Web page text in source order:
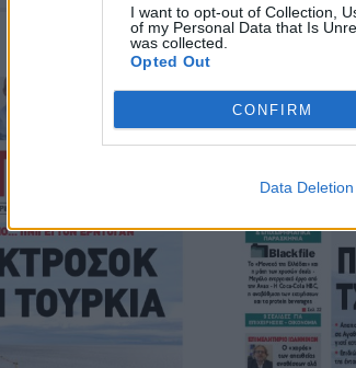
I want to opt-out of Collection,
of my Personal Data that Is
was collected.
Opted Out
CONFIRM
Data Deletion